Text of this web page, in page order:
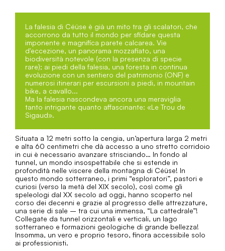
La falesia di Céüse è già un mito tra gli scalatori, che
accorrono da tutto il mondo per sfidare questa
imponente e magnifica parete calcarea. Vie
d'eccezione, un panorama mozzafiato, una
biodiversità notevole (con la presenza di specie
rare); ai piedi della falesia, una foresta in continua
evoluzione con un sentiero del patrimonio (ONF) e
numerosi itinerari per escursioni a piedi, in mountain
bike, a cavallo...
Ma la falesia nascondeva ancora una meraviglia
tanto intrigante quanto affascinante: «Le Trou de
Sigaud».
Situata a 12 metri sotto la cengia, un’apertura larga 2 metri
e alta 60 centimetri che dà accesso a uno stretto corridoio
in cui è necessario avanzare strisciando… In fondo al
tunnel, un mondo insospettabile che si estende in
profondità nelle viscere della montagna di Céüse! In
questo mondo sotterraneo, i primi “esploratori”, pastori e
curiosi (verso la metà del XIX secolo), così come gli
speleologi dal XX secolo ad oggi, hanno scoperto nel
corso dei decenni e grazie al progresso delle attrezzature,
una serie di sale – tra cui una immensa, “La cattedrale”!
Collegate da tunnel orizzontali e verticali, un lago
sotterraneo e formazioni geologiche di grande bellezza!
Insomma, un vero e proprio tesoro, finora accessibile solo
ai professionisti.